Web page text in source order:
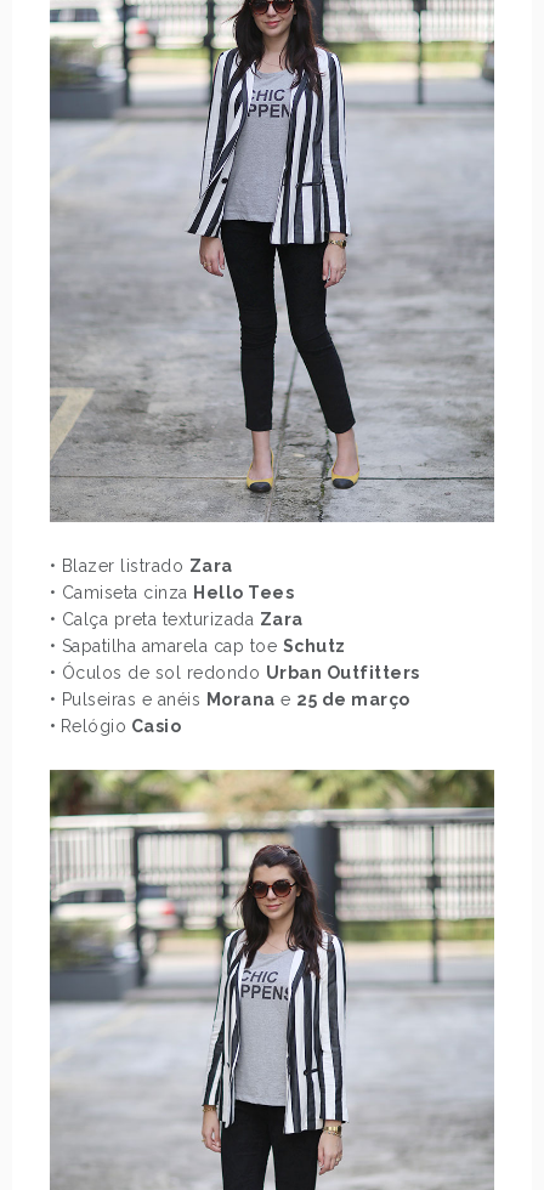
• Blazer listrado Zara
• Camiseta cinza Hello Tees
• Calça preta texturizada Zara
• Sapatilha amarela cap toe Schutz
• Óculos de sol redondo Urban Outfitters
• Pulseiras e anéis Morana e 25 de março
• Relógio Casio